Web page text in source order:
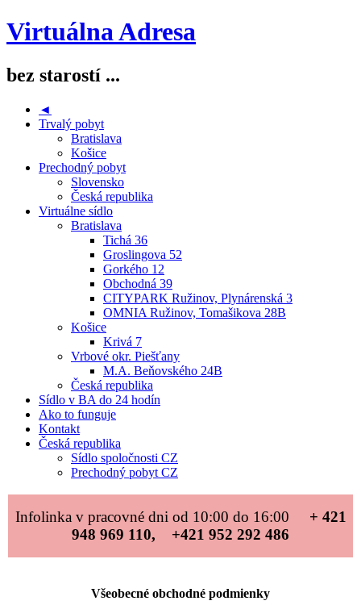
Virtuálna Adresa
bez starostí ...
◄
Trvalý pobyt
Bratislava
Košice
Prechodný pobyt
Slovensko
Česká republika
Virtuálne sídlo
Bratislava
Tichá 36
Groslingova 52
Gorkého 12
Obchodná 39
CITYPARK Ružinov, Plynárenská 3
OMNIA Ružinov, Tomašikova 28B
Košice
Krivá 7
Vrbové okr. Piešťany
M.A. Beňovského 24B
Česká republika
Sídlo v BA do 24 hodín
Ako to funguje
Kontakt
Česká republika
Sídlo spoločnosti CZ
Prechodný pobyt CZ
Infolinka v pracovné dni od 10:00 do 16:00 + 421
948 969 110, +421 952 292 486
Všeobecné obchodné podmienky